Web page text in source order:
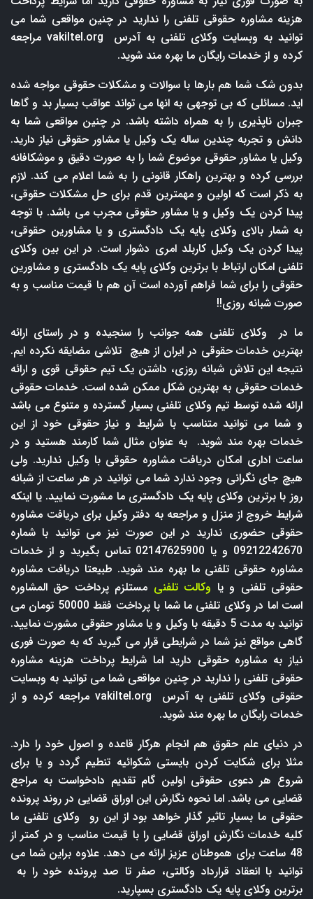
هزینه مشاوره حقوقی تلفنی را ندارید در چنین مواقعی شما می
توانید به وبسایت وکلای تلفنی به آدرس
vakiltel.org مراجعه
کرده و از خدمات رایگان ما بهره مند شوید.
بدون شک شما هم بارها با سوالات و مشکلات حقوقی مواجه شده
اید. مسائلی که بی توجهی به انها می تواند عواقب بسیار بد و گاها
جبران ناپذیری را به همراه داشته باشد. در چنین مواقعی شما به
دانش و تجربه چندین ساله یک وکیل یا مشاور حقوقی نیاز دارید.
وکیل یا مشاور حقوقی موضوع شما را به صورت دقیق و موشکافانه
بررسی کرده و بهترین راهکار قانونی را به شما اعلام می کند. لازم
به ذکر است که اولین و مهمترین قدم برای حل مشکلات حقوقی،
پیدا کردن یک وکیل و یا مشاور حقوقی مجرب می باشد. با توجه
به شمار بالای وکلای پایه یک دادگستری و یا مشاورین حقوقی،
پیدا کردن یک وکیل کاربلد امری دشوار است. در این بین وکلای
تلفنی امکان ارتباط با برترین وکلای پایه یک دادگستری و مشاورین
حقوقی را برای شما فراهم آورده است آن هم با قیمت مناسب و به
صورت شبانه روزی!!
ما در وکلای تلفنی همه جوانب را سنجیده و در راستای ارائه
بهترین خدمات حقوقی در ایران از هیچ تلاشی مضایقه نکرده ایم.
نتیجه این تلاش شبانه روزی، داشتن یک تیم حقوقی قوی و ارائه
خدمات حقوقی به بهترین شکل ممکن شده است. خدمات حقوقی
ارائه شده توسط تیم وکلای تلفنی بسیار گسترده و متنوع می باشد
و شما می توانید متناسب با شرایط و نیاز حقوقی خود از این
خدمات بهره مند شوید. به عنوان مثال شما کارمند هستید و در
ساعت اداری امکان دریافت مشاوره حقوقی با وکیل ندارید. ولی
هیچ جای نگرانی وجود ندارد شما می توانید در هر ساعت از شبانه
روز با برترین وکلای پایه یک دادگستری ما مشورت نمایید. یا اینکه
شرایط خروج از منزل و مراجعه به دفتر وکیل برای دریافت مشاوره
حقوقی حضوری ندارید در این صورت نیز می توانید با شماره
09212242670 و یا 02147625900 تماس بگیرید و از خدمات
مشاوره حقوقی تلفنی ما بهره مند شوید. طبیعتا دریافت مشاوره
حقوقی تلفنی و یا وکالت تلفنی مستلزم پرداخت حق المشاوره
است اما در وکلای تلفنی ما شما با پرداخت فقط 50000 تومان می
توانید به مدت 5 دقیقه با وکیل و یا مشاور حقوقی مشورت نمایید.
گاهی مواقع نیز شما در شرایطی قرار می گیرید که به صورت فوری
نیاز به مشاوره حقوقی دارید اما شرایط پرداخت هزینه مشاوره
حقوقی تلفنی را ندارید در چنین مواقعی شما می توانید به وبسایت
حقوقی وکلای تلفنی به آدرس
vakiltel.org مراجعه کرده و از
خدمات رایگان ما بهره مند شوید.
در دنیای علم حقوق هم انجام هرکار قاعده و اصول خود را دارد.
مثلا برای شکایت کردن بایستی شکوائیه تنطیم گردد و یا برای
شروع هر دعوی حقوقی اولین گام تقدیم دادخواست به مراجع
قضایی می باشد. اما نحوه نگارش این اوراق قضایی در روند پرونده
حقوقی ما بسیار تاثیر گذار خواهد بود از این رو وکلای تلفنی ما
کلیه خدمات نگارش اوراق قضایی را با قیمت مناسب و در کمتر از
48 ساعت برای هموطنان عزیز ارائه می دهد. علاوه براین شما می
توانید با انعقاد قرارداد وکالتی، صفر تا صد پرونده خود را به
برترین وکلای پایه یک دادگستری بسپارید.